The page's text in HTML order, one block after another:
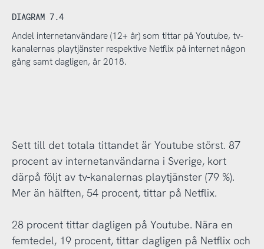
DIAGRAM 7.4
Andel internetanvändare (12+ år) som tittar på Youtube, tv-
kanalernas playtjänster respektive Netflix på internet någon
gång samt dagligen, år 2018.
Sett till det totala tittandet är Youtube störst. 87
procent av internetanvändarna i Sverige, kort
därpå följt av tv-kanalernas playtjänster (79 %).
Mer än hälften, 54 procent, tittar på Netflix.
28 procent tittar dagligen på Youtube. Nära en
femtedel, 19 procent, tittar dagligen på Netflix och